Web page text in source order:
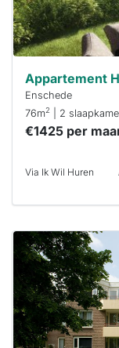
Appartement
Enschede
76m2 | 2
€1425 per
Via Ik Wil Huren
Deze woning
is
waarschijnlijk
al verhuurd
Om kans te
maken moet je
binnen 15
minuten
reageren.